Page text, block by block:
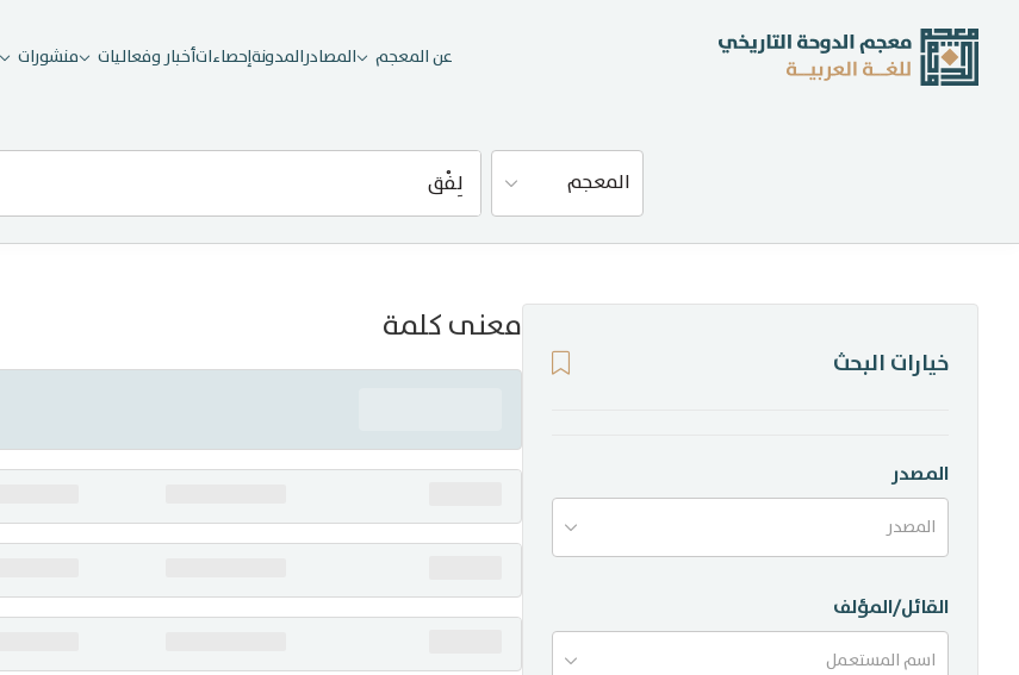
عن المعجم المصادرالمدونةإحصاءاتأخبار وفعاليات منشورات
المعجم
إحصاءات
منشورات
تواصل معنا
معنى كلمة
خيارات البحث
المصدر
المصدر
القائل/المؤلف
اسم المستعمل